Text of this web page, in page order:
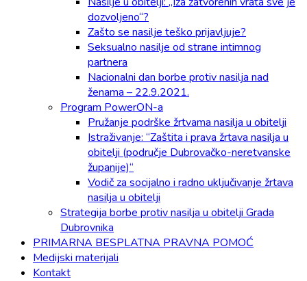
dozvoljeno“?
Zašto se nasilje teško prijavljuje?
Seksualno nasilje od strane intimnog
partnera
Nacionalni dan borbe protiv nasilja nad
ženama – 22.9.2021.
Program PowerON-a
Pružanje podrške žrtvama nasilja u obitelji
Istraživanje: “Zaštita i prava žrtava nasilja u
obitelji (područje Dubrovačko-neretvanske
županije)“
Vodič za socijalno i radno uključivanje žrtava
nasilja u obitelji
Strategija borbe protiv nasilja u obitelji Grada
Dubrovnika
PRIMARNA BESPLATNA PRAVNA POMOĆ
Medijski materijali
Kontakt